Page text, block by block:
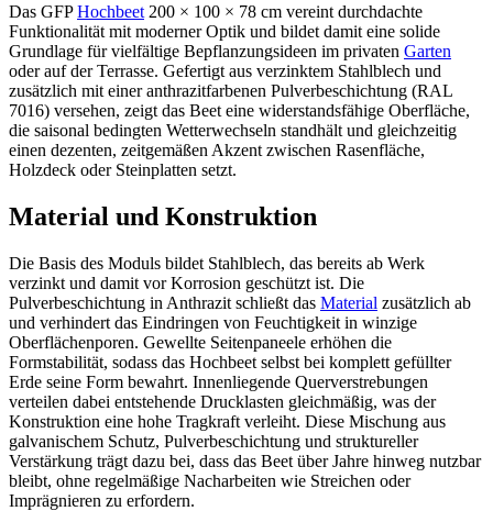
Das GFPHochbeet 200 × 100 × 78 cm vereint durchdachte
Funktionalität mit moderner Optik und bildet damit eine solide
Grundlage für vielfältige Bepflanzungsideen im privaten Garten
oder auf der Terrasse. Gefertigt aus verzinktem Stahlblech und
zusätzlich mit einer anthrazitfarbenen Pulverbeschichtung (RAL
7016) versehen, zeigt das Beet eine widerstandsfähige Oberfläche,
die saisonal bedingten Wetterwechseln standhält und gleichzeitig
einen dezenten, zeitgemäßen Akzent zwischen Rasenfläche,
Holzdeck oder Steinplatten setzt.
Material und Konstruktion
Die Basis des Moduls bildet Stahlblech, das bereits ab Werk
verzinkt und damit vor Korrosion geschützt ist. Die
Pulverbeschichtung in Anthrazit schließt das Material zusätzlich ab
und verhindert das Eindringen von Feuchtigkeit in winzige
Oberflächenporen. Gewellte Seitenpaneele erhöhen die
Formstabilität, sodass das Hochbeet selbst bei komplett gefüllter
Erde seine Form bewahrt. Innenliegende Querverstrebungen
verteilen dabei entstehende Drucklasten gleichmäßig, was der
Konstruktion eine hohe Tragkraft verleiht. Diese Mischung aus
galvanischem Schutz, Pulverbeschichtung und struktureller
Verstärkung trägt dazu bei, dass das Beet über Jahre hinweg nutzbar
bleibt, ohne regelmäßige Nacharbeiten wie Streichen oder
Imprägnieren zu erfordern.